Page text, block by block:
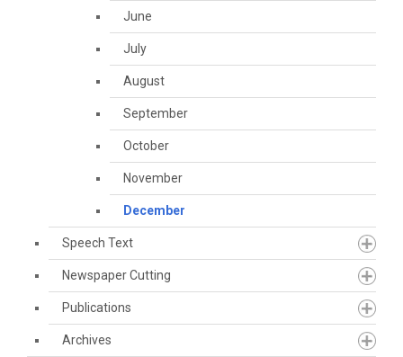
June
July
August
September
October
November
December
Speech Text
Newspaper Cutting
Publications
Archives